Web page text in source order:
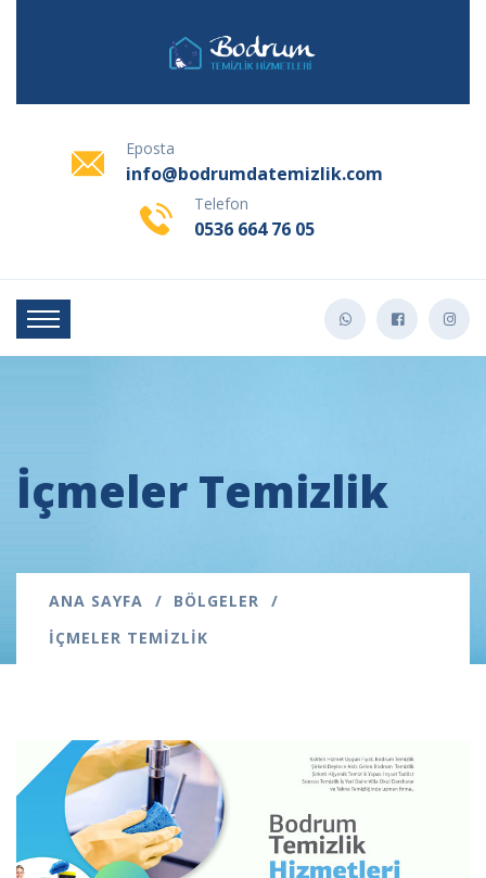
Eposta
info@bodrumdatemizlik.com
Telefon
0536 664 76 05
İçmeler Temizlik
ANA SAYFA
BÖLGELER
İÇMELER TEMIZLIK